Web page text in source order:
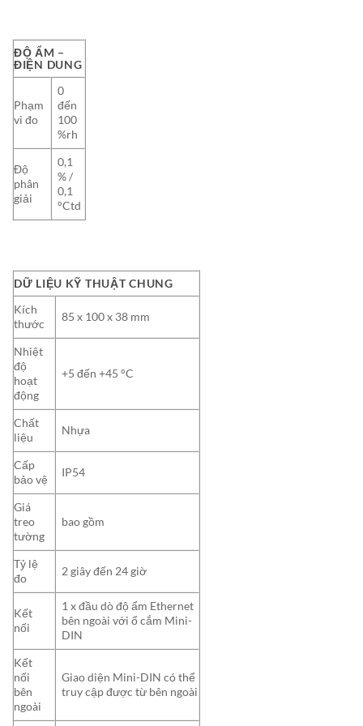
ĐỘ ẨM –
ĐIỆN DUNG
Phạm
vi đo
0
đến
100
%rh
Độ
phân
giải
0,1
% /
0,1
°Ctd
DỮ LIỆU KỸ THUẬT CHUNG
Kích
thước
85 x 100 x 38 mm
Nhiệt
độ
hoạt
động
+5 đến +45 °C
Chất
liệu
Nhựa
Cấp
bảo vệ
IP54
Giá
treo
tường
bao gồm
Tỷ lệ
đo
2 giây đến 24 giờ
Kết
nối
1 x đầu dò độ ẩm Ethernet
bên ngoài với ổ cắm Mini-
DIN
Kết
nối
bên
ngoài
Giao diện Mini-DIN có thể
truy cập được từ bên ngoài